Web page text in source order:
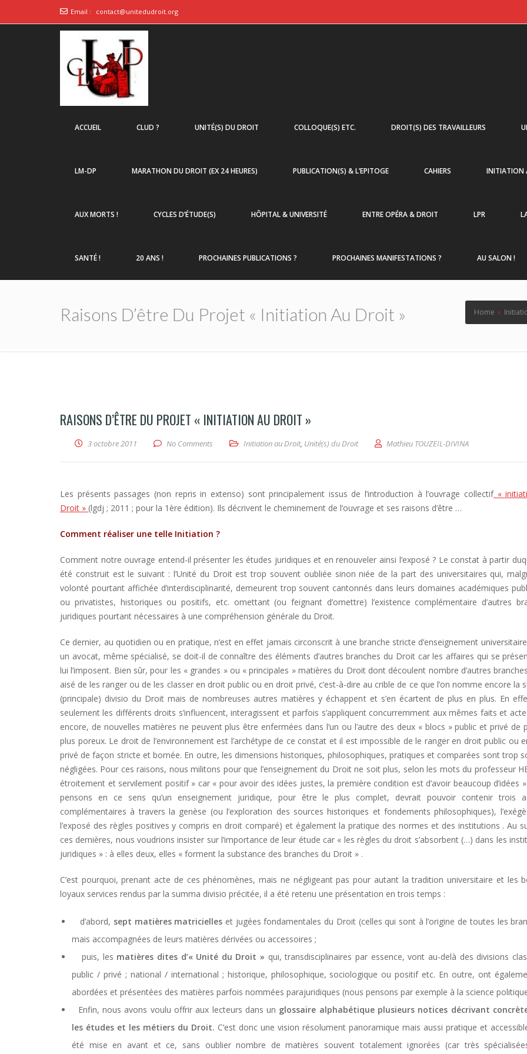
Email : contact@unitedudroit.org
ACCUEIL CLUD ? UNITÉ(S) DU DROIT COLLOQUE(S) ETC. DROIT(S) DES TRAVAILLEURS
LM-DP MARATHON DU DROIT (EX 24 HEURES) PUBLICATION(S) & L’EPITOGE CAHIERS INITIATION
AUX MORTS ! CYCLES D’ÉTUDE(S) HÔPITAL & UNIVERSITÉ ENTRE OPÉRA & DROIT LPR
SANTÉ ! 20 ANS ! PROCHAINES PUBLICATIONS ? PROCHAINES MANIFESTATIONS ? AU SALON !
Raisons D’être Du Projet « Initiation Au Droit » Home ›
RAISONS D’ÊTRE DU PROJET « INITIATION AU DROIT »
3 octobre 2011 No Comments Initiation au Droit, Unité(s) du Droit Mathieu TOUZEIL-DIVINA
Les présents passages (non repris in extenso) sont principalement issus de l’introduction à l’ouvrage collectif«
Droit » (lgdj ; 2011 ; pour la 1ère édition). Ils décrivent le cheminement de l’ouvrage et ses raisons d’être …
Comment réaliser une telle Initiation ?
Comment notre ouvrage entend-il présenter les études juridiques et en renouveler ainsi l’exposé ? Le constat à partir
été construit est le suivant : l’Unité du Droit est trop souvent oubliée sinon niée de la part des universitaires qui,
volonté pourtant affichée d’interdisciplinarité, demeurent trop souvent cantonnés dans leurs domaines académiques
ou privatistes, historiques ou positifs, etc. omettant (ou feignant d’omettre) l’existence complémentaire d’autres
juridiques pourtant nécessaires à une compréhension générale du Droit.
Ce dernier, au quotidien ou en pratique, n’est en effet jamais circonscrit à une branche stricte d’enseignement
un avocat, même spécialisé, se doit-il de connaître des éléments d’autres branches du Droit car les affaires qui se
lui l’imposent. Bien sûr, pour les « grandes » ou « principales » matières du Droit dont découlent nombre d’autres
aisé de les ranger ou de les classer en droit public ou en droit privé, c’est-à-dire au crible de ce que l’on nomme encore la
(principale) divisio du Droit mais de nombreuses autres matières y échappent et s’en écartent de plus en plus. En
seulement les différents droits s’influencent, interagissent et parfois s’appliquent concurremment aux mêmes faits et
encore, de nouvelles matières ne peuvent plus être enfermées dans l’un ou l’autre des deux « blocs » public et privé de
plus poreux. Le droit de l’environnement est l’archétype de ce constat et il est impossible de le ranger en droit public ou
privé de façon stricte et bornée. En outre, les dimensions historiques, philosophiques, pratiques et comparées sont trop
négligées. Pour ces raisons, nous militons pour que l’enseignement du Droit ne soit plus, selon les mots du professeur
étroitement et servilement positif » car « pour avoir des idées justes, la première condition est d’avoir beaucoup d’idées
pensons en ce sens qu’un enseignement juridique, pour être le plus complet, devrait pouvoir contenir trois
complémentaires à travers la genèse (ou l’exploration des sources historiques et fondements philosophiques),
l’exposé des règles positives y compris en droit comparé) et également la pratique des normes et des institutions . Au
ces dernières, nous voudrions insister sur l’importance de leur étude car « les règles du droit s’absorbent (…) dans les
juridiques » : à elles deux, elles « forment la substance des branches du Droit » .
C’est pourquoi, prenant acte de ces phénomènes, mais ne négligeant pas pour autant la tradition universitaire et les
loyaux services rendus par la summa divisio précitée, il a été retenu une présentation en trois temps :
d’abord, sept matières matricielles et jugées fondamentales du Droit (celles qui sont à l’origine de toutes les
mais accompagnées de leurs matières dérivées ou accessoires ;
puis, les matières dites d’« Unité du Droit » qui, transdisciplinaires par essence, vont au-delà des divisions
public / privé ; national / international ; historique, philosophique, sociologique ou positif etc. En outre, ont
abordées et présentées des matières parfois nommées parajuridiques (nous pensons par exemple à la science
Enfin, nous avons voulu offrir aux lecteurs dans un glossaire alphabétique plusieurs notices décrivant
les études et les métiers du Droit. C’est donc une vision résolument panoramique mais aussi pratique et
été mise en avant et ce, sans oublier nombre de matières souvent totalement ignorées (car très